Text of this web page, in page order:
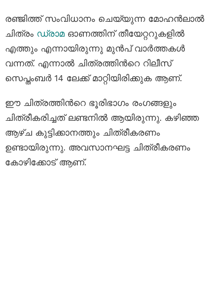
രഞ്ജിത്ത് സംവിധാനം ചെയ്യുന്ന മോഹന്‍ലാല്‍
ചിത്രം ഡ്രാമഓണത്തിന് തീയേറ്ററുകളിൽ
എത്തും എന്നായിരുന്നു മുൻപ് വാർത്തകൾ
വന്നത്. എന്നാൽ ചിത്രത്തിന്‍റെ റിലീസ്
സെപ്തംബർ 14 ലേക്ക് മാറ്റിയിരിക്കുക ആണ്.
ഈ ചിത്രത്തിന്‍റെ ഭൂരിഭാഗം രംഗങ്ങളും
ചിത്രീകരിച്ചത് ലണ്ടനിൽ ആയിരുന്നു. കഴിഞ്ഞ
ആഴ്ച കുട്ടിക്കാനത്തും ചിത്രീകരണം
ഉണ്ടായിരുന്നു. അവസാനഘട്ട ചിത്രീകരണം
കോഴിക്കോട് ആണ്.